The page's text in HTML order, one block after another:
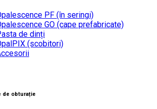
PF (în seringi)
GO (cape prefabricate)
de dinți
(scobitori)
de obturație